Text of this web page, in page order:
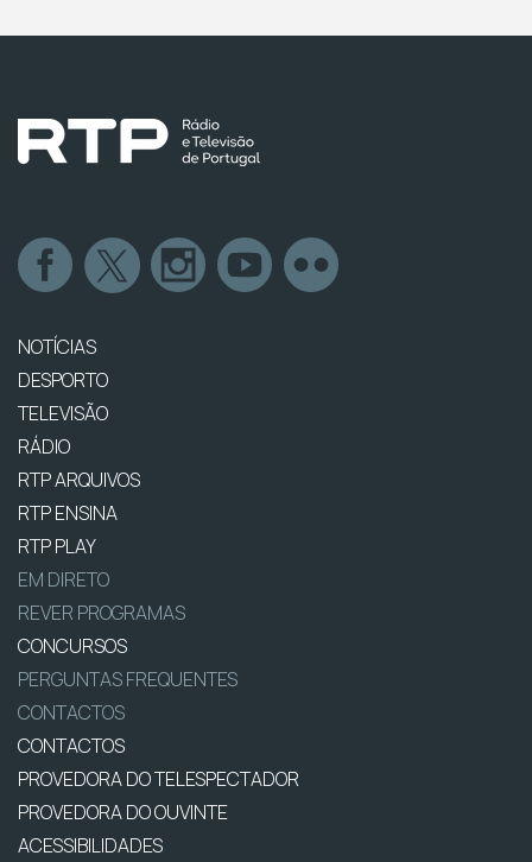
NOTÍCIAS
DESPORTO
TELEVISÃO
RÁDIO
RTP ARQUIVOS
RTP ENSINA
RTP PLAY
EM DIRETO
REVER PROGRAMAS
CONCURSOS
PERGUNTAS FREQUENTES
CONTACTOS
CONTACTOS
PROVEDORA DO TELESPECTADOR
PROVEDORA DO OUVINTE
ACESSIBILIDADES